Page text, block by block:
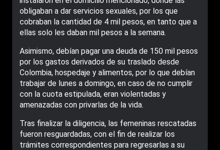
obligaban a dar servicios sexuales, por los que
cobraban la cantidad de 4 mil pesos, en tanto que a
ellas solo les daban mil pesos a la semana.
Asimismo, debían pagar una deuda de 150 mil pesos
por los gastos derivados de su traslado desde
Colombia, hospedaje y alimentos, por lo que debían
trabajar de lunes a domingo, en caso de no cumplir
con la cuota estipulada, eran violentadas y
amenazadas con privarlas de la vida.
Tras finalizar la diligencia, las femeninas rescatadas
fueron resguardadas, con el fin de realizar los
trámites correspondientes para regresarlas a su